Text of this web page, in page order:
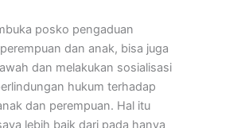
posko pengaduan
dan anak, bisa juga
dan melakukan sosialisasi
hukum terhadap
dan perempuan. Hal itu
lebih baik dari pada hanya